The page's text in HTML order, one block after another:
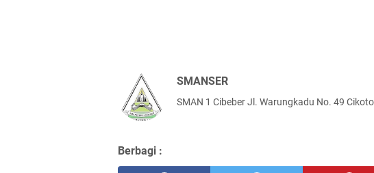
SMANSER
SMAN 1 Cibeber Jl. Warungkadu No. 49
Berbagi :